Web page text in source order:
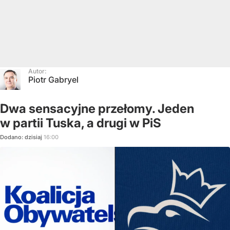
Autor:
Piotr Gabryel
Dwa sensacyjne przełomy. Jeden
w partii Tuska, a drugi w PiS
Dodano: dzisiaj 16:00